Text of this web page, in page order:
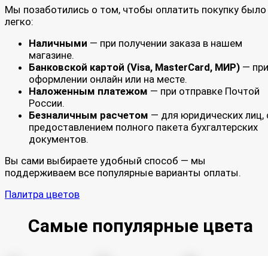
Мы позаботились о том, чтобы оплатить покупку было
легко:
Наличными — при получении заказа в нашем
магазине.
Банковской картой (Visa, MasterCard, МИР) — при
оформлении онлайн или на месте.
Наложенным платежом — при отправке Почтой
России.
Безналичным расчетом — для юридических лиц,
предоставлением полного пакета бухгалтерских
документов.
Вы сами выбираете удобный способ — мы
поддерживаем все популярные варианты оплаты.
Палитра цветов
Самые популярные цвета